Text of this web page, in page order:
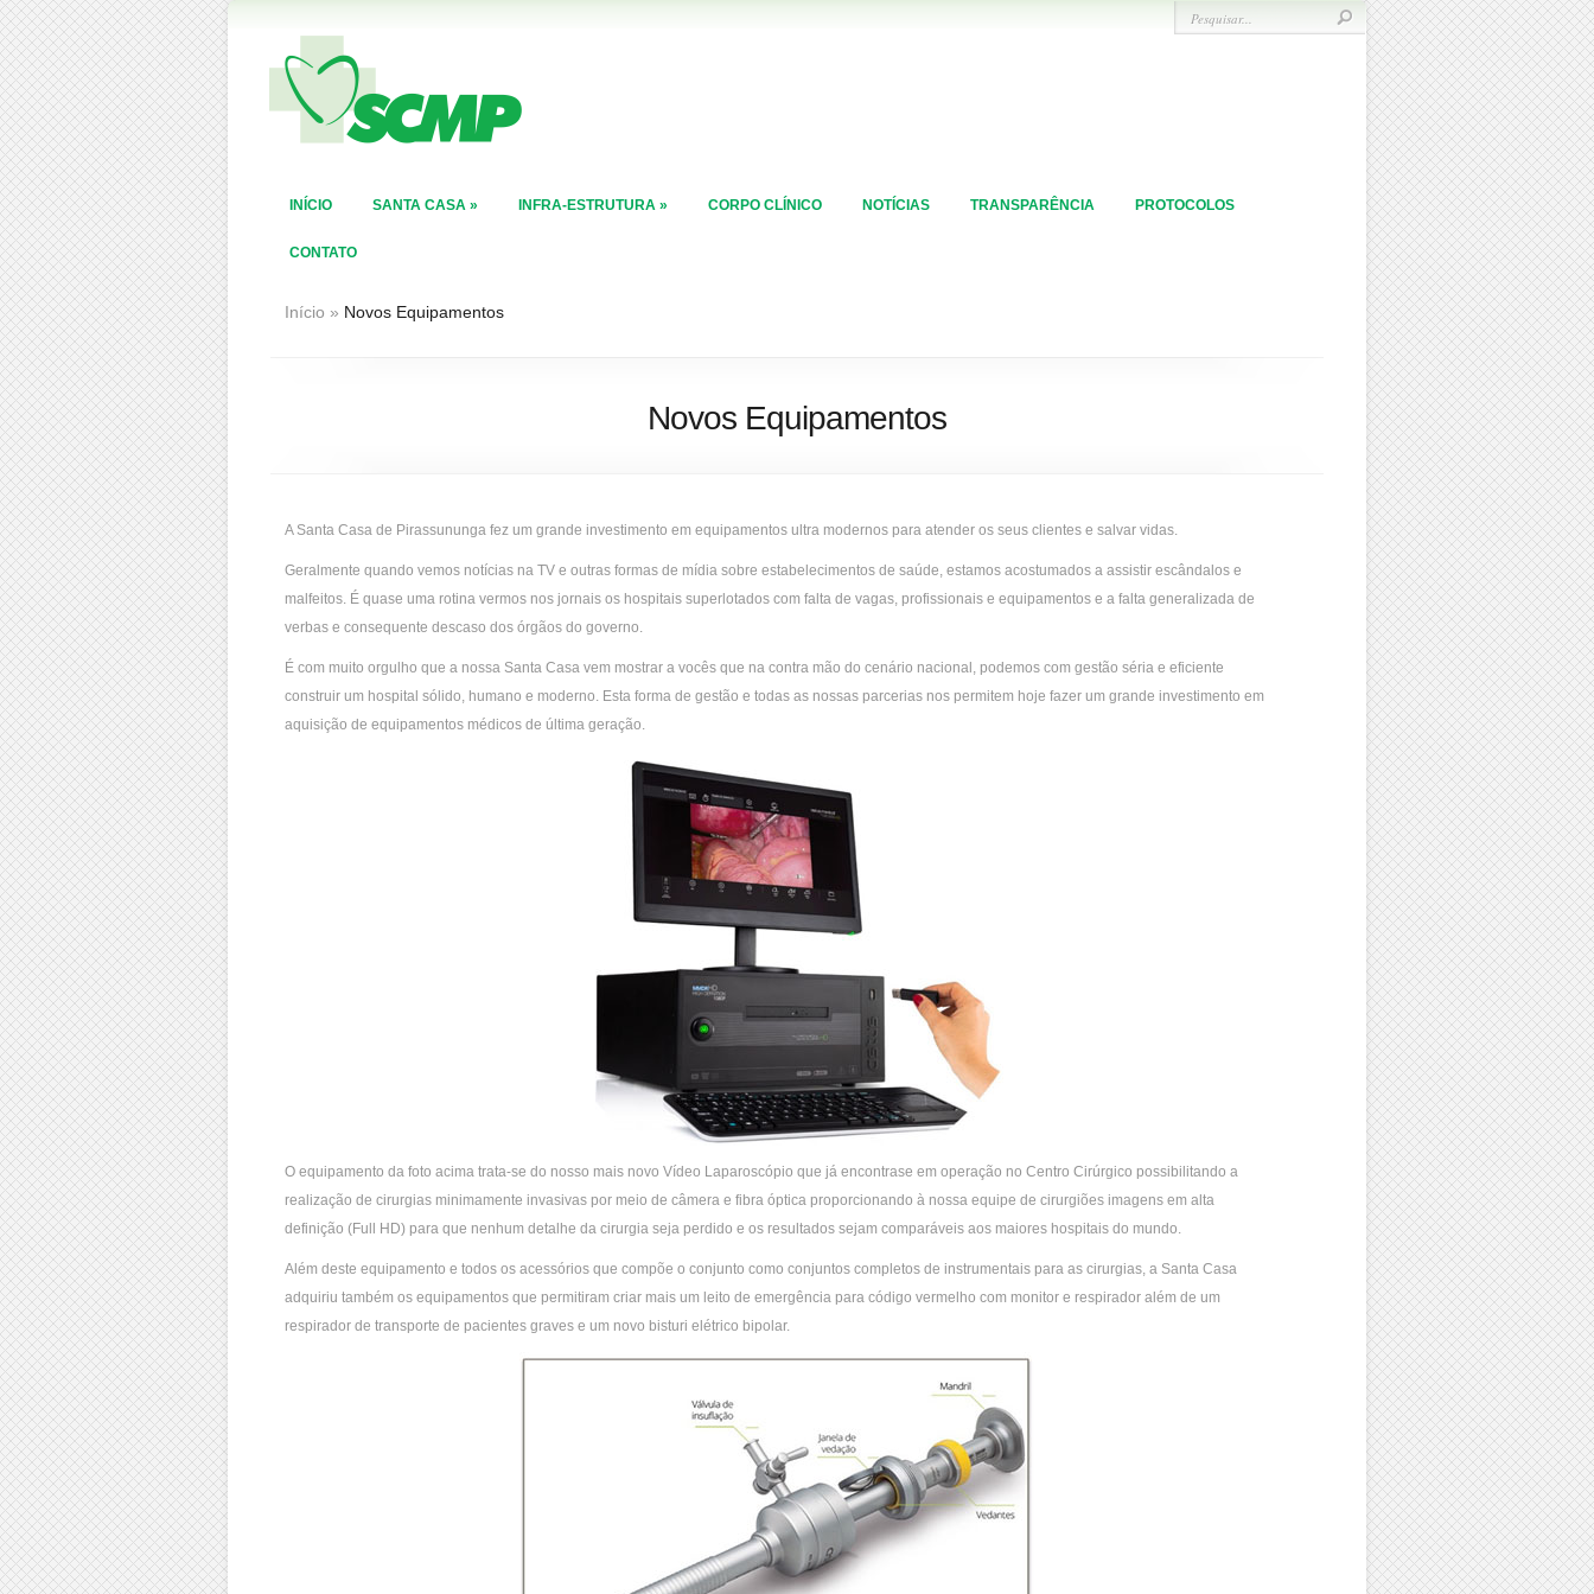
INÍCIO SANTA CASA » INFRA-ESTRUTURA » CORPO CLÍNICO NOTÍCIAS TRANSPARÊNCIA PROTOCOLOS
CONTATO
Início » Novos Equipamentos
Novos Equipamentos
A Santa Casa de Pirassununga fez um grande investimento em equipamentos ultra modernos para atender os seus clientes e salvar vidas.
Geralmente quando vemos notícias na TV e outras formas de mídia sobre estabelecimentos de saúde, estamos acostumados a assistir escândalos e
malfeitos. É quase uma rotina vermos nos jornais os hospitais superlotados com falta de vagas, profissionais e equipamentos e a falta generalizada de
verbas e consequente descaso dos órgãos do governo.
É com muito orgulho que a nossa Santa Casa vem mostrar a vocês que na contra mão do cenário nacional, podemos com gestão séria e eficiente
construir um hospital sólido, humano e moderno. Esta forma de gestão e todas as nossas parcerias nos permitem hoje fazer um grande investimento em
aquisição de equipamentos médicos de última geração.
O equipamento da foto acima trata-se do nosso mais novo Vídeo Laparoscópio que já encontrase em operação no Centro Cirúrgico possibilitando a
realização de cirurgias minimamente invasivas por meio de câmera e fibra óptica proporcionando à nossa equipe de cirurgiões imagens em alta
definição (Full HD) para que nenhum detalhe da cirurgia seja perdido e os resultados sejam comparáveis aos maiores hospitais do mundo.
Além deste equipamento e todos os acessórios que compõe o conjunto como conjuntos completos de instrumentais para as cirurgias, a Santa Casa
adquiriu também os equipamentos que permitiram criar mais um leito de emergência para código vermelho com monitor e respirador além de um
respirador de transporte de pacientes graves e um novo bisturi elétrico bipolar.